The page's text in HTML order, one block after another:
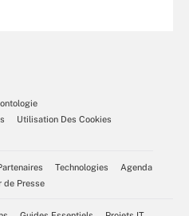
Utilisation Des Cookies
Technologies
Agenda
de Presse